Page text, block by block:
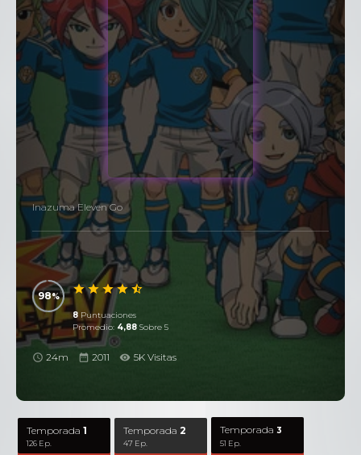
Inazuma Eleven Go
98
8 Puntuaciones
Promedio: 4,88 Sobre 5
24m 2011 5K Visitas
Temporada1
126 Ep.
Temporada2
47 Ep.
Temporada3
51 Ep.